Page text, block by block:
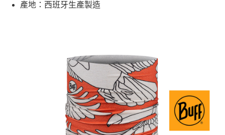
產地：西班牙生產製造